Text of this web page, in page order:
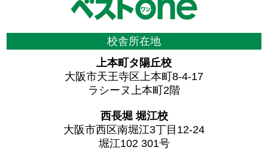
校舎所在地
上本町タ陽丘校
大阪市天王寺区上本町8-4-17
ラシーヌ上本町2階
西長堀 堀江校
大阪市西区南堀江3丁目12-24
堀江102 301号